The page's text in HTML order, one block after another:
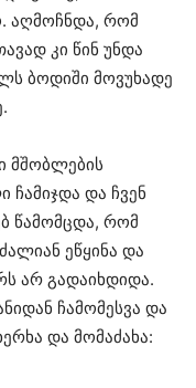
აღმოჩნდა, რომ
კი წინ უნდა
ბოდიში მოვუხადე
მშობლების
ჩამიჯდა და ჩვენ
წამომცდა, რომ
ეწყინა და
არ გადაიხდიდა.
ჩამომესვა და
და მომაძახა: